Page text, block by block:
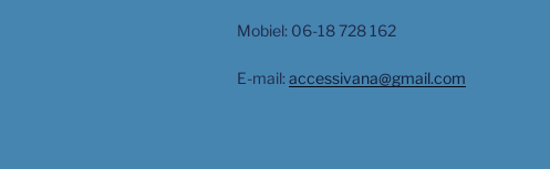
Mobiel: 06-18 728 162
E-mail: accessivana@gmail.com